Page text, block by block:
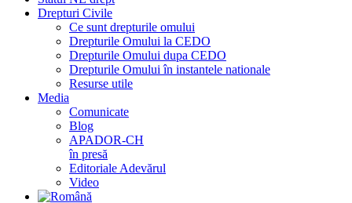
Drepturi Civile
Ce sunt drepturile omului
Drepturile Omului la CEDO
Drepturile Omului dupa CEDO
Drepturile Omului în instantele nationale
Resurse utile
Media
Comunicate
Blog
APADOR-CH
în presă
Editoriale Adevărul
Video